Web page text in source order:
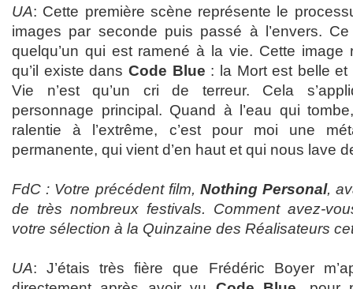
UA: Cette première scène représente le
images par seconde puis passé à l’envers.
quelqu’un qui est ramené à la vie. Cette image
qu’il existe dans Code Blue : la Mort est belle
Vie n’est qu’un cri de terreur. Cela
personnage principal. Quand à l’eau qui
ralentie à l’extrême, c’est pour moi une
permanente, qui vient d’en haut et qui nous lave
FdC : Votre précédent film, Nothing Personal,
de très nombreux festivals. Comment avez-
votre sélection à la Quinzaine des Réalisateurs
UA: J’étais très fière que Frédéric Boyer